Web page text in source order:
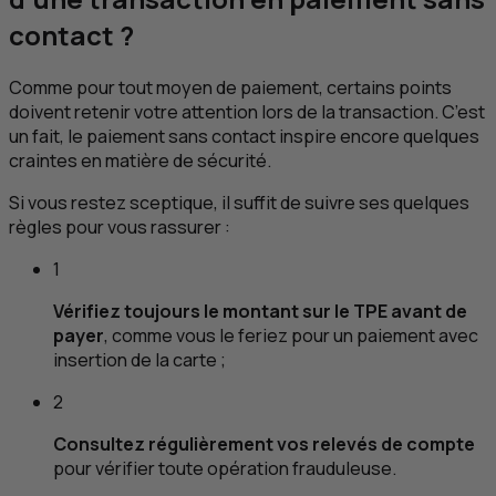
contact ?
Comme pour tout moyen de paiement, certains points
doivent retenir votre attention lors de la transaction. C’est
un fait, le paiement sans contact inspire encore quelques
craintes en matière de sécurité.
Si vous restez sceptique, il suffit de suivre ses quelques
règles pour vous rassurer :
1
Vérifiez toujours le montant sur le TPEavant de
payer, comme vous le feriez pour un paiement avec
insertion de la carte ;
2
Consultez régulièrement vos relevés de compte
pour vérifier toute opération frauduleuse.